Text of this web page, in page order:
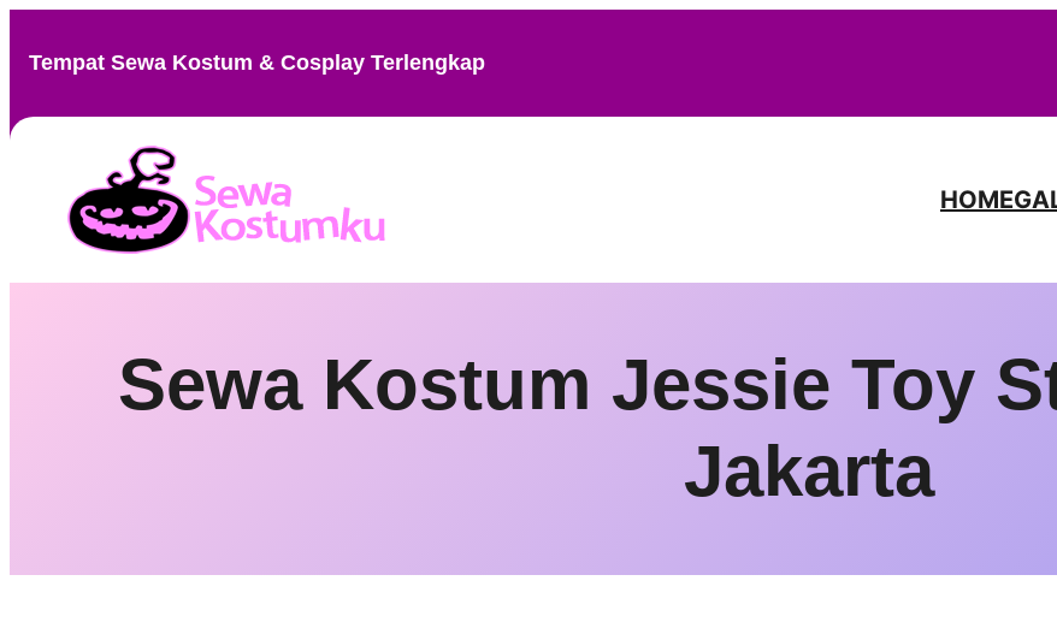
content
Tempat Sewa Kostum & Cosplay Terlengkap
HOME
Sewa Kostum Jessie Toy
Jakarta